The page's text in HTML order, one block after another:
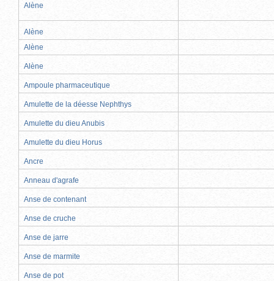
Alène
Alène
Alène
Alène
Ampoule pharmaceutique
Amulette de la déesse Nephthys
Amulette du dieu Anubis
Amulette du dieu Horus
Ancre
Anneau d'agrafe
Anse de contenant
Anse de cruche
Anse de jarre
Anse de marmite
Anse de pot